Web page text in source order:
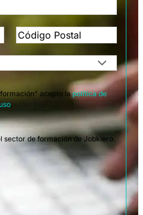
acepto lapolítica de
.
sector de formación de Jobkiero.